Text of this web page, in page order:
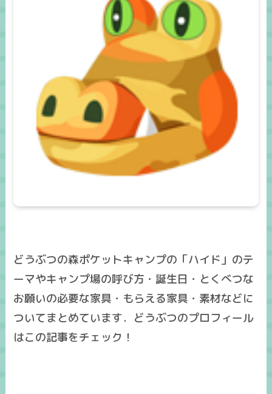
どうぶつの森ポケットキャンプの「ハイド」のテ
ーマやキャンプ場の呼び方・誕生日・とくべつな
お願いの必要な家具・もらえる家具・素材などに
ついてまとめています．どうぶつのプロフィール
はこの記事をチェック！